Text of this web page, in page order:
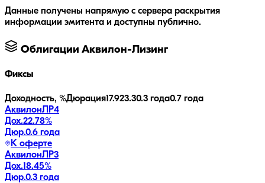
Данные получены напрямую с сервера раскрытия
информации эмитента и доступны публично.
Облигации Аквилон-Лизинг
Фиксы
Доходность, %Дюрация17.923.30.3 года0.7 года
АквилонЛP4
Дох.22.78%
Дюр.0.6 года
К оферте
АквилонЛP3
Дох.18.45%
Дюр.0.3 года